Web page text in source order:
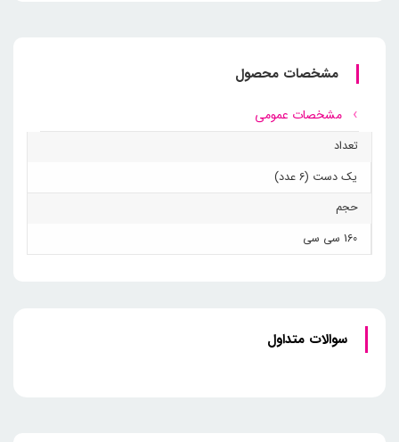
مشخصات محصول
مشخصات عمومی
تعداد
یک دست (6 عدد)
حجم
160 سی سی
سوالات متداول